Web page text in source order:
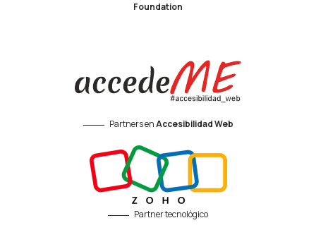
Foundation
Partners enAccesibilidad Web
Partner tecnológico